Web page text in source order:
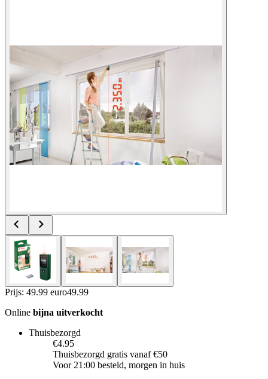
Prijs: 49.99 euro49.99
Online bijna uitverkocht
Thuisbezorgd
€4.95
Thuisbezorgd gratis vanaf €50
Voor 21:00 besteld, morgen in huis